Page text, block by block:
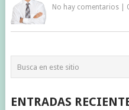
No hay comentarios|
ENTRADAS